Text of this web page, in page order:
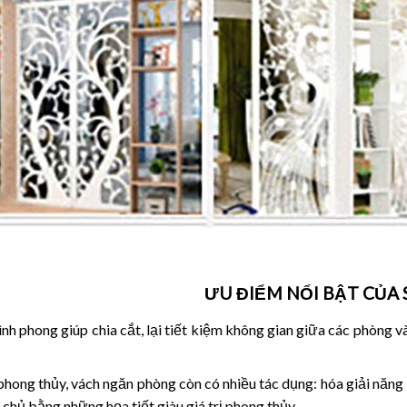
ƯU ĐIỂM NỔI BẬT CỦA
phong giúp chia cắt, lại tiết kiệm không gian giữa các phòng
thủy, vách ngăn phòng còn có nhiều tác dụng: hóa giải